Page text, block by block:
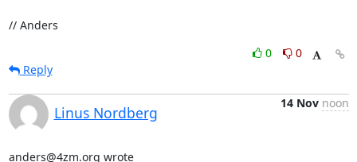
// Anders
0
0
Reply
Linus Nordberg
14 Nov noon
anders@4zm.org wrote